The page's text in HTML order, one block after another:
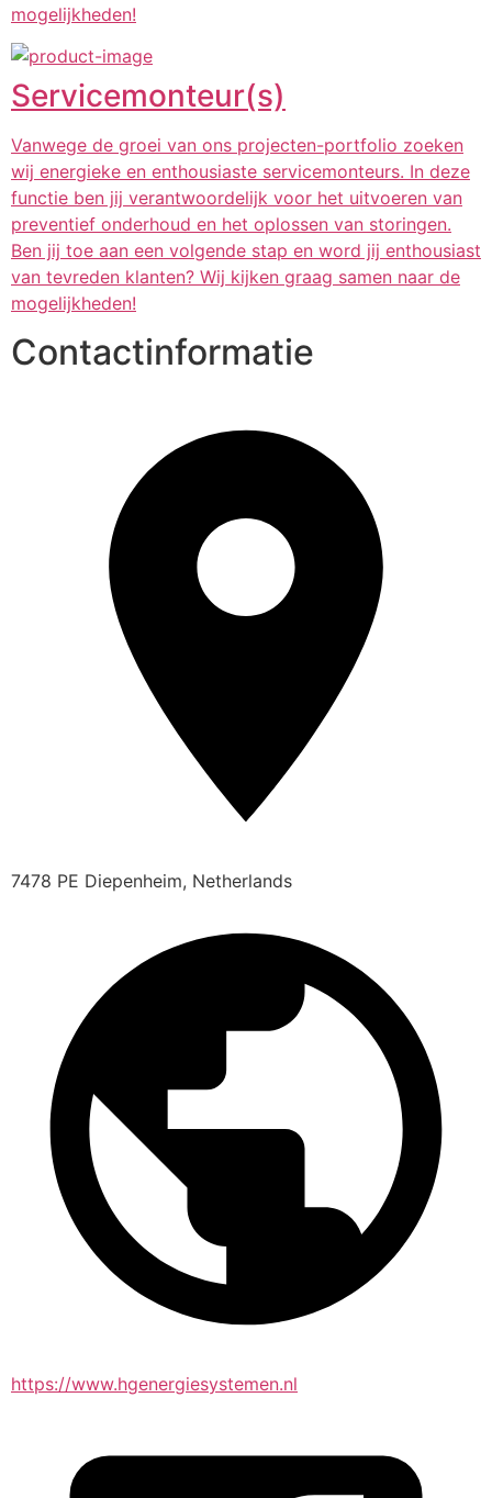
mogelijkheden!
Servicemonteur(s)
Vanwege de groei van ons projecten-portfolio zoeken
wij energieke en enthousiaste servicemonteurs. In deze
functie ben jij verantwoordelijk voor het uitvoeren van
preventief onderhoud en het oplossen van storingen.
Ben jij toe aan een volgende stap en word jij enthousiast
van tevreden klanten? Wij kijken graag samen naar de
mogelijkheden!
Contactinformatie
7478 PE Diepenheim, Netherlands
https://www.hgenergiesystemen.nl